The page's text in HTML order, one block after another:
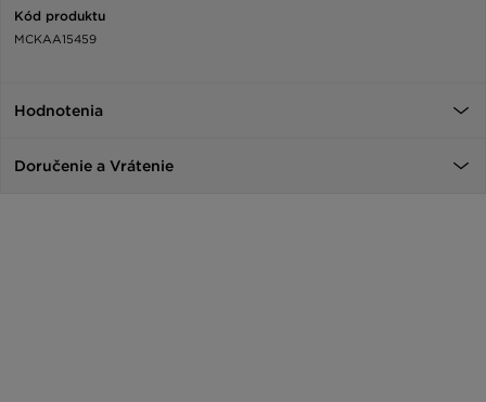
Kód produktu
MCKAA15459
Hodnotenia
Doručenie a Vrátenie